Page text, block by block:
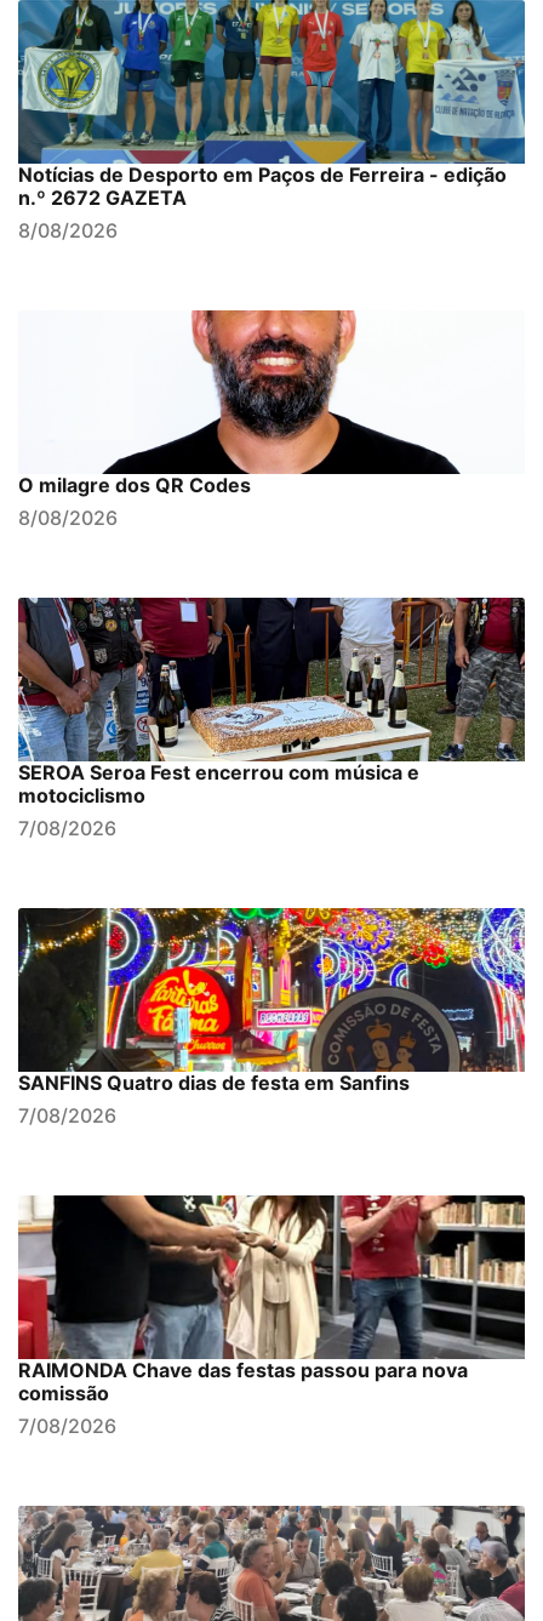
Notícias de Desporto em Paços de Ferreira - edição
n.º 2672 GAZETA
8/08/2026
O milagre dos QR Codes
8/08/2026
SEROA Seroa Fest encerrou com música e
motociclismo
7/08/2026
SANFINS Quatro dias de festa em Sanfins
7/08/2026
RAIMONDA Chave das festas passou para nova
comissão
7/08/2026